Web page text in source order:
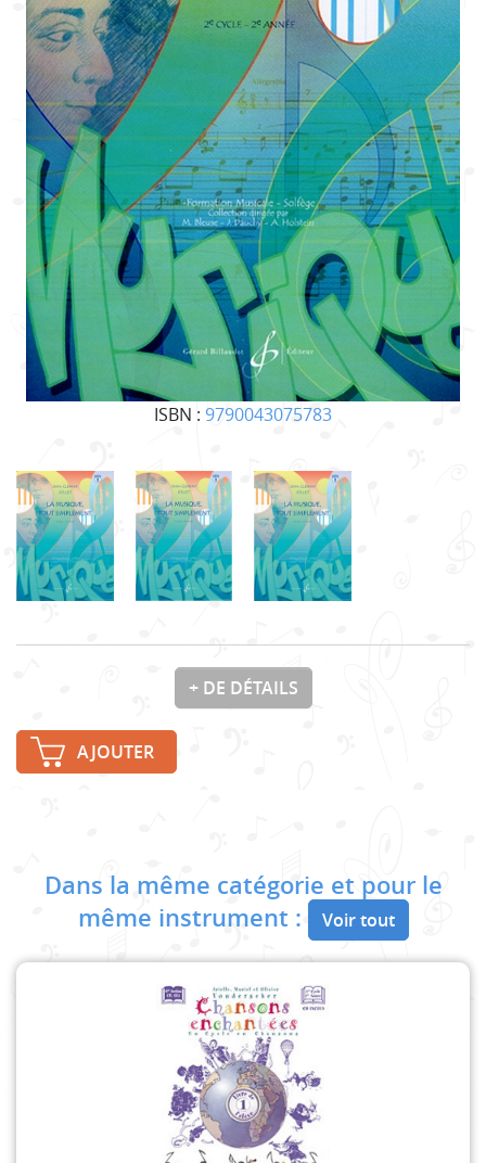
ISBN : 9790043075783
+ DE DÉTAILS
AJOUTER
Dans la même catégorie et pour le
même instrument :
Voir tout